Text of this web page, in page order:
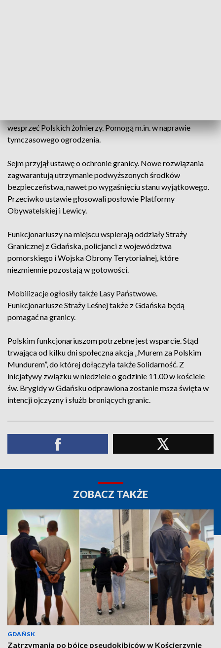
wesprzeć Polskich żołnierzy. Pomogą m.in. w naprawie
tymczasowego ogrodzenia.
Sejm przyjął ustawę o ochronie granicy. Nowe rozwiązania
zagwarantują utrzymanie podwyższonych środków
bezpieczeństwa, nawet po wygaśnięciu stanu wyjątkowego.
Przeciwko ustawie głosowali posłowie Platformy
Obywatelskiej i Lewicy.
Funkcjonariuszy na miejscu wspierają oddziały Straży
Granicznej z Gdańska, policjanci z województwa
pomorskiego i Wojska Obrony Terytorialnej, które
niezmiennie pozostają w gotowości.
Mobilizacje ogłosiły także Lasy Państwowe.
Funkcjonariusze Straży Leśnej także z Gdańska będą
pomagać na granicy.
Polskim funkcjonariuszom potrzebne jest wsparcie. Stąd
trwająca od kilku dni społeczna akcja „Murem za Polskim
Mundurem”, do której dołączyła także Solidarność. Z
inicjatywy związku w niedziele o godzinie 11.00 w kościele
św. Brygidy w Gdańsku odprawiona zostanie msza święta w
intencji ojczyzny i służb broniących granic.
ZOBACZ TAKŻE
GDAŃSK
Zatrzymania po bójce pseudokibiców w Kościerzynie